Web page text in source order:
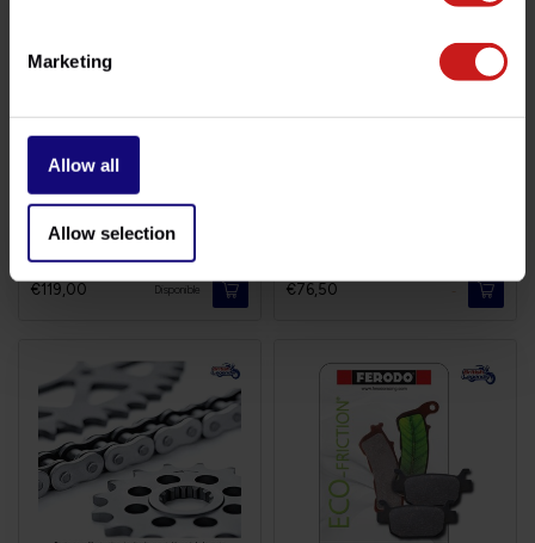
Marketing
Allow all
Allow selection
€119,00 Disponible €76,50